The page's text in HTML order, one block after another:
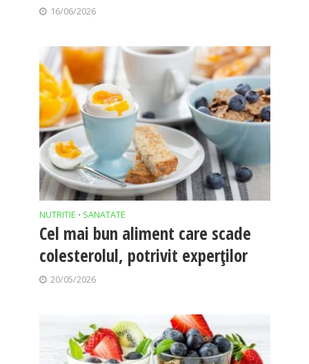
16/06/2026
NUTRITIE • SANATATE
Cel mai bun aliment care scade
colesterolul, potrivit experților
20/05/2026